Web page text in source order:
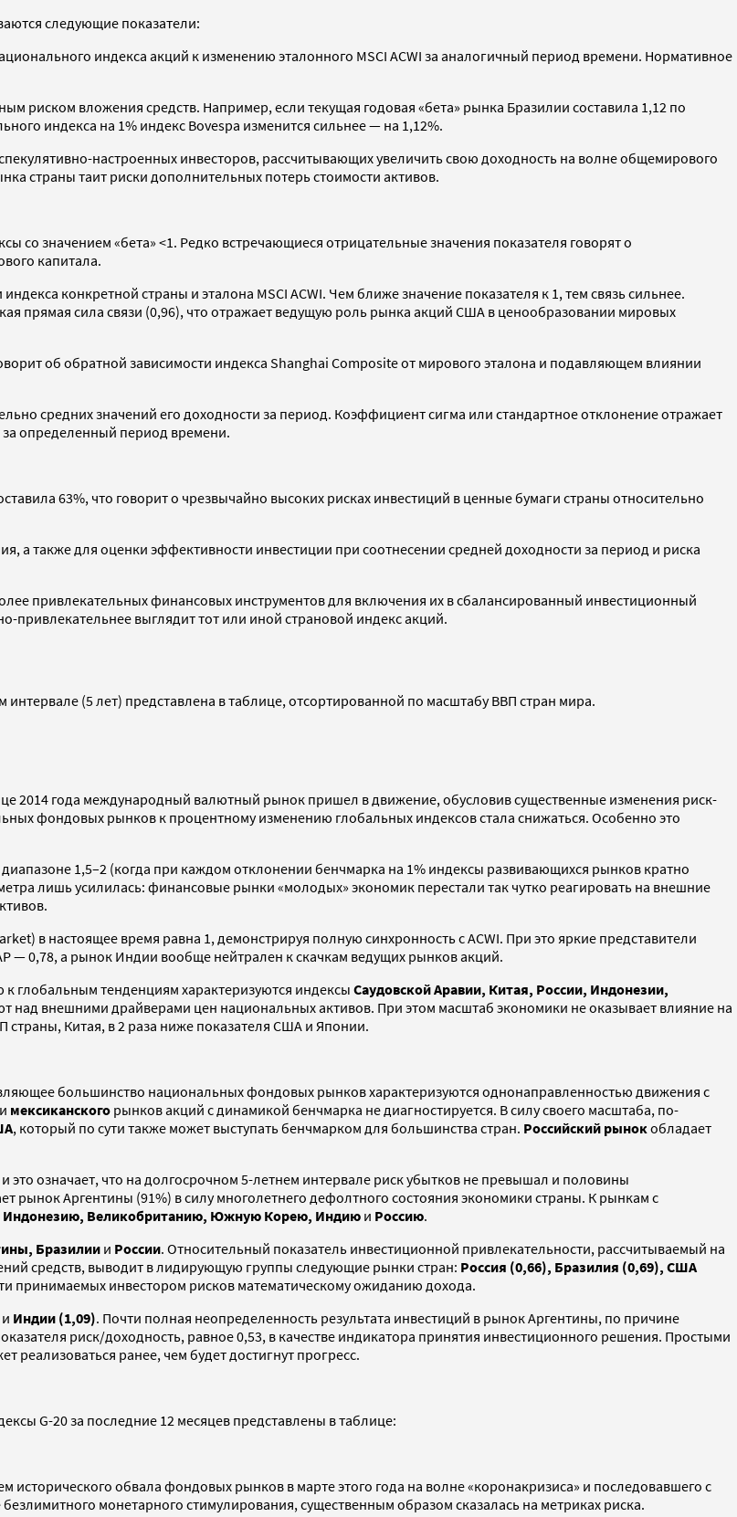
следующие показатели:
индекса акций к изменению эталонного MSCI ACWI за аналогичный период времени. Нормативное
риском вложения средств. Например, если текущая годовая «бета» рынка Бразилии составила 1,12 по
индекса на 1% индекс Bovespa изменится сильнее — на 1,12%.
настроенных инвесторов, рассчитывающих увеличить свою доходность на волне общемирового
страны таит риски дополнительных потерь стоимости активов.
значением «бета» <1. Редко встречающиеся отрицательные значения показателя говорят о
капитала.
конкретной страны и эталона MSCI ACWI. Чем ближе значение показателя к 1, тем связь сильнее.
прямая сила связи (0,96), что отражает ведущую роль рынка акций США в ценообразовании мировых
об обратной зависимости индекса Shanghai Composite от мирового эталона и подавляющем влиянии
средних значений его доходности за период. Коэффициент сигма или стандартное отклонение отражает
за определенный период времени.
63%, что говорит о чрезвычайно высоких рисках инвестиций в ценные бумаги страны относительно
а также для оценки эффективности инвестиции при соотнесении средней доходности за период и риска
привлекательных финансовых инструментов для включения их в сбалансированный инвестиционный
выглядит тот или иной страновой индекс акций.
(5 лет) представлена в таблице, отсортированной по масштабу ВВП стран мира.
2014 года международный валютный рынок пришел в движение, обусловив существенные изменения риск-
фондовых рынков к процентному изменению глобальных индексов стала снижаться. Особенно это
1,5–2 (когда при каждом отклонении бенчмарка на 1% индексы развивающихся рынков кратно
лишь усилилась: финансовые рынки «молодых» экономик перестали так чутко реагировать на внешние
в настоящее время равна 1, демонстрируя полную синхронность с ACWI. При это яркие представители
— 0,78, а рынок Индии вообще нейтрален к скачкам ведущих рынков акций.
глобальным тенденциям характеризуются индексы Саудовской Аравии, Китая, России, Индонезии,
над внешними драйверами цен национальных активов. При этом масштаб экономики не оказывает влияние на
Китая, в 2 раза ниже показателя США и Японии.
большинство национальных фондовых рынков характеризуются однонаправленностью движения с
и мексиканского рынков акций с динамикой бенчмарка не диагностируется. В силу своего масштаба, по-
, который по сути также может выступать бенчмарком для большинства стран. Российский рынокобладает
это означает, что на долгосрочном 5-летнем интервале риск убытков не превышал и половины
рынок Аргентины (91%) в силу многолетнего дефолтного состояния экономики страны. К рынкам с
Индонезию, Великобританию, Южную Корею, Индию и Россию.
Бразилиии России. Относительный показатель инвестиционной привлекательности, рассчитываемый на
средств, выводит в лидирующую группы следующие рынки стран: Россия (0,66), Бразилия (0,69), США
принимаемых инвестором рисков математическому ожиданию дохода.
и Индии (1,09). Почти полная неопределенность результата инвестиций в рынок Аргентины, по причине
риск/доходность, равное 0,53, в качестве индикатора принятия инвестиционного решения. Простыми
ранее, чем будет достигнут прогресс.
G-20 за последние 12 месяцев представлены в таблице:
исторического обвала фондовых рынков в марте этого года на волне «коронакризиса» и последовавшего с
монетарного стимулирования, существенным образом сказалась на метриках риска.